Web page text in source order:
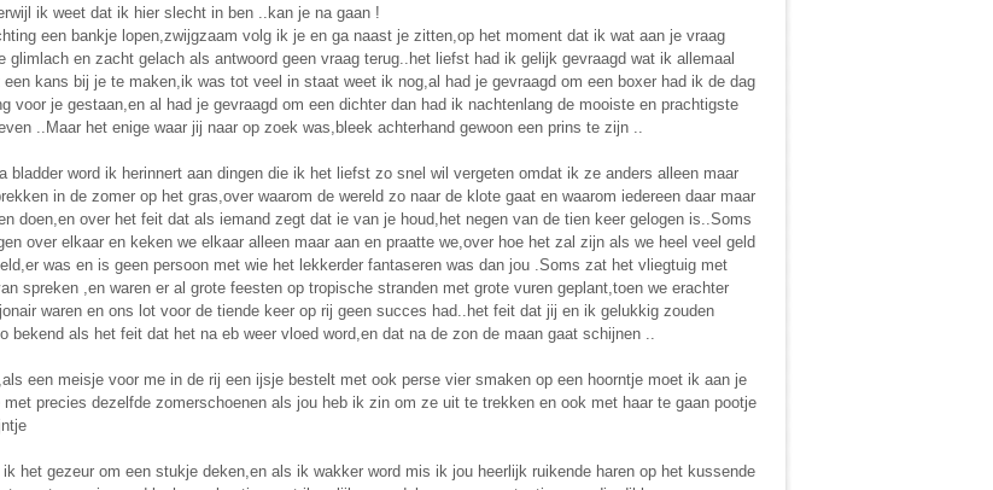
ik weet dat ik hier slecht in ben ..kan je na gaan !
een bankje lopen,zwijgzaam volg ik je en ga naast je zitten,op het moment dat ik wat aan je vraag
glimlach en zacht gelach als antwoord geen vraag terug..het liefst had ik gelijk gevraagd wat ik allemaal
een kans bij je te maken,ik was tot veel in staat weet ik nog,al had je gevraagd om een boxer had ik de dag
voor je gestaan,en al had je gevraagd om een dichter dan had ik nachtenlang de mooiste en prachtigste
..Maar het enige waar jij naar op zoek was,bleek achterhand gewoon een prins te zijn ..
bladder word ik herinnert aan dingen die ik het liefst zo snel wil vergeten omdat ik ze anders alleen maar
in de zomer op het gras,over waarom de wereld zo naar de klote gaat en waarom iedereen daar maar
doen,en over het feit dat als iemand zegt dat ie van je houd,het negen van de tien keer gelogen is..Soms
over elkaar en keken we elkaar alleen maar aan en praatte we,over hoe het zal zijn als we heel veel geld
was en is geen persoon met wie het lekkerder fantaseren was dan jou .Soms zat het vliegtuig met
spreken ,en waren er al grote feesten op tropische stranden met grote vuren geplant,toen we erachter
waren en ons lot voor de tiende keer op rij geen succes had..het feit dat jij en ik gelukkig zouden
bekend als het feit dat het na eb weer vloed word,en dat na de zon de maan gaat schijnen ..
een meisje voor me in de rij een ijsje bestelt met ook perse vier smaken op een hoorntje moet ik aan je
precies dezelfde zomerschoenen als jou heb ik zin om ze uit te trekken en ook met haar te gaan pootje
het gezeur om een stukje deken,en als ik wakker word mis ik jou heerlijk ruikende haren op het kussende